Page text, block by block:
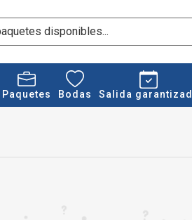
Paquetes Bodas Salida